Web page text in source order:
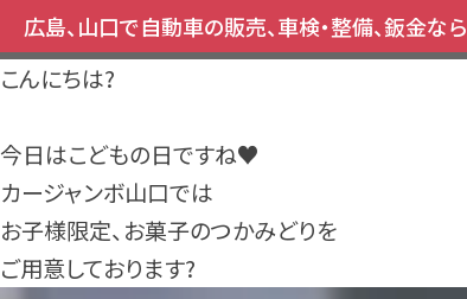
広島、山口で自動車の販売、車検・整備、鈑金なら
こんにちは?
今日はこどもの日ですね♥
カージャンボ山口では
お子様限定、お菓子のつかみどりを
ご用意しております?